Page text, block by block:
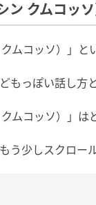
ン クムコッ
クムコッソ）」
もっぽい話し方
クムコッソ）」
う少しスクロー